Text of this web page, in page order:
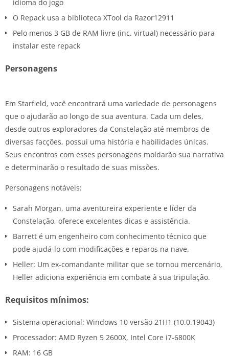
idioma do jogo
O Repack usa a biblioteca XTool da Razor12911
Pelo menos 3 GB de RAM livre (inc. virtual) necessário para
instalar este repack
Personagens
Em Starfield, você encontrará uma variedade de personagens
que o ajudarão ao longo de sua aventura. Cada um deles,
desde outros exploradores da Constelação até membros de
diversas facções, possui uma história e habilidades únicas.
Seus encontros com esses personagens moldarão sua narrativa
e determinarão o resultado de suas missões.
Personagens notáveis:
Sarah Morgan, uma aventureira experiente e líder da
Constelação, oferece excelentes dicas e assistência.
Barrett é um engenheiro com conhecimento técnico que
pode ajudá-lo com modificações e reparos na nave.
Heller: Um ex-comandante militar que se tornou mercenário,
Heller adiciona experiência em combate à sua tripulação.
Requisitos mínimos:
Sistema operacional: Windows 10 versão 21H1 (10.0.19043)
Processador: AMD Ryzen 5 2600X, Intel Core i7-6800K
RAM: 16 GB